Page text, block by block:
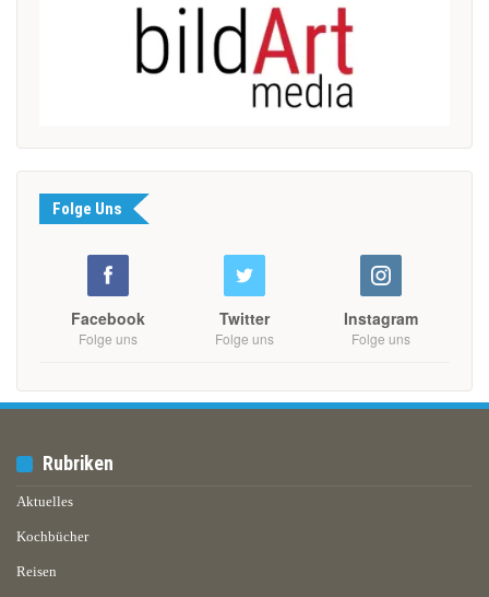
Folge Uns
Facebook
Folge uns
Twitter
Folge uns
Instagram
Folge uns
Rubriken
Aktuelles
Kochbücher
Reisen